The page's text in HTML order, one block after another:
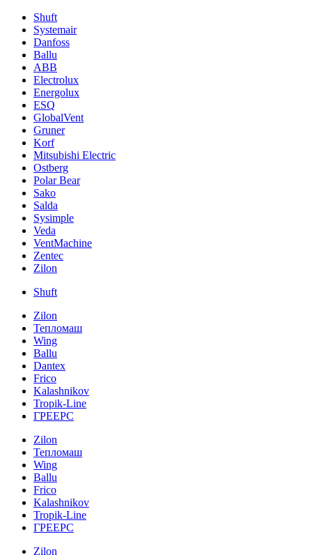
Shuft
Systemair
Danfoss
Ballu
ABB
Electrolux
Energolux
ESQ
GlobalVent
Gruner
Korf
Mitsubishi Electric
Ostberg
Polar Bear
Sako
Salda
Sysimple
Veda
VentMachine
Zentec
Zilon
Shuft
Zilon
Тепломаш
Wing
Ballu
Dantex
Frico
Kalashnikov
Tropik-Line
ГРЕЕРС
Zilon
Тепломаш
Wing
Ballu
Frico
Kalashnikov
Tropik-Line
ГРЕЕРС
Zilon